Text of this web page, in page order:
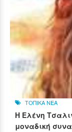
ΤΟΠΙΚΑ ΝΕΑ
Η Ελένη
μοναδική